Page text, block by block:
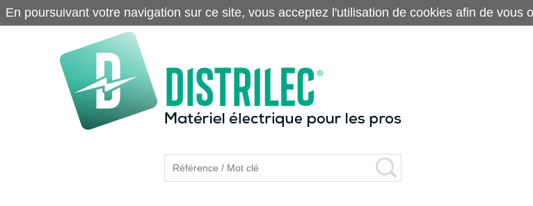
En poursuivant votre navigation sur ce site, vous acceptez l'utilisation de cookies afin de